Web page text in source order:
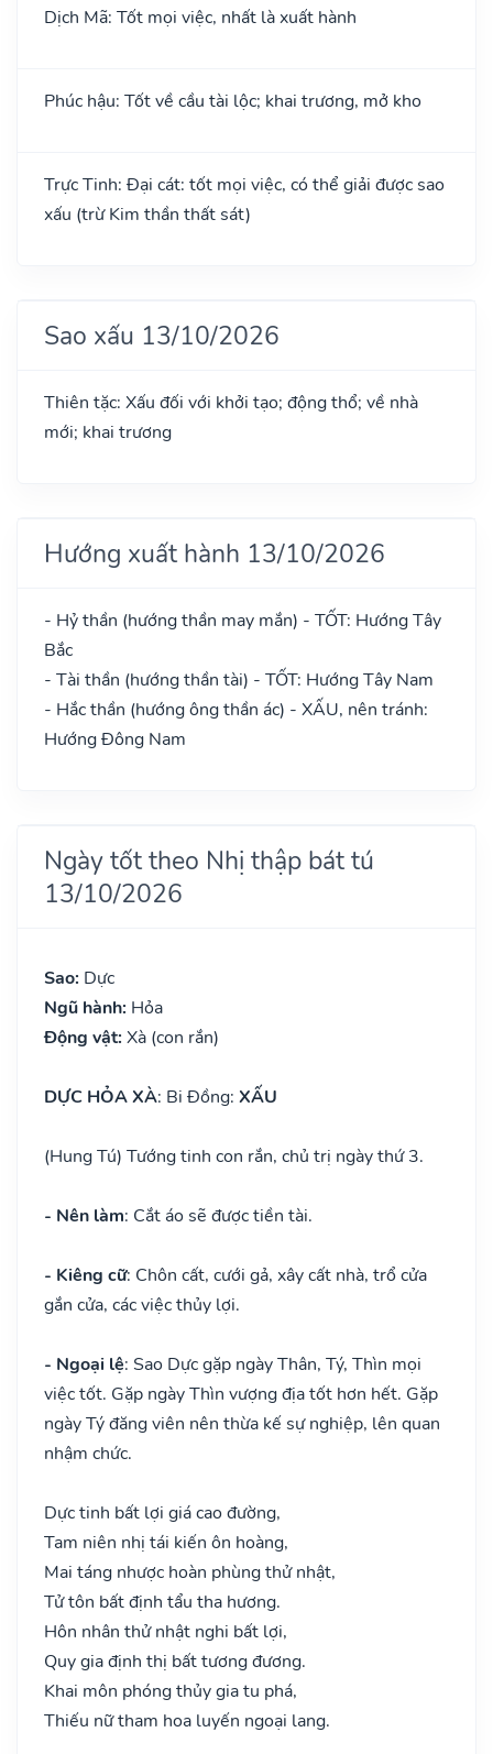
Dịch Mã: Tốt mọi việc, nhất là xuất hành
Phúc hậu: Tốt về cầu tài lộc; khai trương, mở kho
Trực Tinh: Đại cát: tốt mọi việc, có thể giải được sao
xấu (trừ Kim thần thất sát)
Sao xấu 13/10/2026
Thiên tặc: Xấu đối với khởi tạo; động thổ; về nhà
mới; khai trương
Hướng xuất hành 13/10/2026
- Hỷ thần (hướng thần may mắn) - TỐT: Hướng Tây
Bắc
- Tài thần (hướng thần tài) - TỐT: Hướng Tây Nam
- Hắc thần (hướng ông thần ác) - XẤU, nên tránh:
Hướng Đông Nam
Ngày tốt theo Nhị thập bát tú
13/10/2026
Sao: Dực
Ngũ hành: Hỏa
Động vật: Xà (con rắn)
DỰC HỎA XÀ: Bi Đồng: XẤU
(Hung Tú) Tướng tinh con rắn, chủ trị ngày thứ 3.
- Nên làm: Cắt áo sẽ được tiền tài.
- Kiêng cữ: Chôn cất, cưới gả, xây cất nhà, trổ cửa
gắn cửa, các việc thủy lợi.
- Ngoại lệ: Sao Dực gặp ngày Thân, Tý, Thìn mọi
việc tốt. Gặp ngày Thìn vượng địa tốt hơn hết. Gặp
ngày Tý đăng viên nên thừa kế sự nghiệp, lên quan
nhậm chức.
Dực tinh bất lợi giá cao đường,
Tam niên nhị tái kiến ôn hoàng,
Mai táng nhược hoàn phùng thử nhật,
Tử tôn bất định tẩu tha hương.
Hôn nhân thử nhật nghi bất lợi,
Quy gia định thị bất tương đương.
Khai môn phóng thủy gia tu phá,
Thiếu nữ tham hoa luyến ngoại lang.